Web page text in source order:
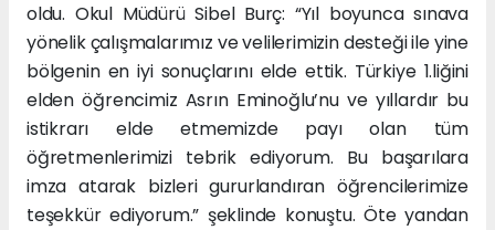
oldu. Okul Müdürü Sibel Burç: “Yıl boyunca sınava
yönelik çalışmalarımız ve velilerimizin desteği ile yine
bölgenin en iyi sonuçlarını elde ettik. Türkiye 1.liğini
elden öğrencimiz Asrın Eminoğlu’nu ve yıllardır bu
istikrarı elde etmemizde payı olan tüm
öğretmenlerimizi tebrik ediyorum. Bu başarılara
imza atarak bizleri gururlandıran öğrencilerimize
teşekkür ediyorum.” şeklinde konuştu. Öte yandan